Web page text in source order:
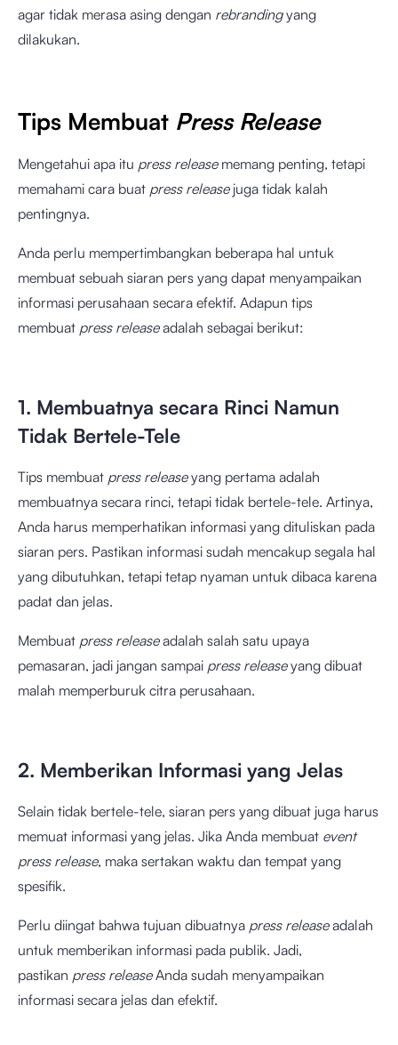
agar tidak merasa asing dengan rebrandingyang
dilakukan.
Tips Membuat Press Release
Mengetahui apa itu press releasememang penting, tetapi
memahami cara buat press releasejuga tidak kalah
pentingnya.
Anda perlu mempertimbangkan beberapa hal untuk
membuat sebuah siaran pers yang dapat menyampaikan
informasi perusahaan secara efektif. Adapun tips
membuat press releaseadalah sebagai berikut:
1. Membuatnya secara Rinci Namun
Tidak Bertele-Tele
Tips membuat press releaseyang pertama adalah
membuatnya secara rinci, tetapi tidak bertele-tele. Artinya,
Anda harus memperhatikan informasi yang dituliskan pada
siaran pers. Pastikan informasi sudah mencakup segala hal
yang dibutuhkan, tetapi tetap nyaman untuk dibaca karena
padat dan jelas.
Membuat press releaseadalah salah satu upaya
pemasaran, jadi jangan sampai press releaseyang dibuat
malah memperburuk citra perusahaan.
2. Memberikan Informasi yang Jelas
Selain tidak bertele-tele, siaran pers yang dibuat juga harus
memuat informasi yang jelas. Jika Anda membuat event
press release, maka sertakan waktu dan tempat yang
spesifik.
Perlu diingat bahwa tujuan dibuatnya press releaseadalah
untuk memberikan informasi pada publik. Jadi,
pastikan press releaseAnda sudah menyampaikan
informasi secara jelas dan efektif.